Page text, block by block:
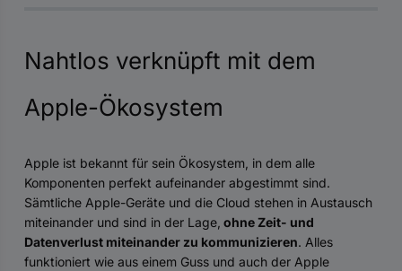
Nahtlos verknüpft mit dem
Apple-Ökosystem
Apple ist bekannt für sein Ökosystem, in dem alle
Komponenten perfekt aufeinander abgestimmt sind.
Sämtliche Apple-Geräte und die Cloud stehen in Austausch
miteinander und sind in der Lage, ohne Zeit- und
Datenverlust miteinander zu kommunizieren. Alles
funktioniert wie aus einem Guss und auch der Apple